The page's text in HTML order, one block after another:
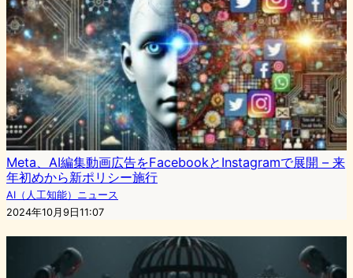
Meta、AI編集動画広告をFacebookとInstagramで展開 – 来
年初めから新ポリシー施行
AI（人工知能）ニュース
2024年10月9日11:07